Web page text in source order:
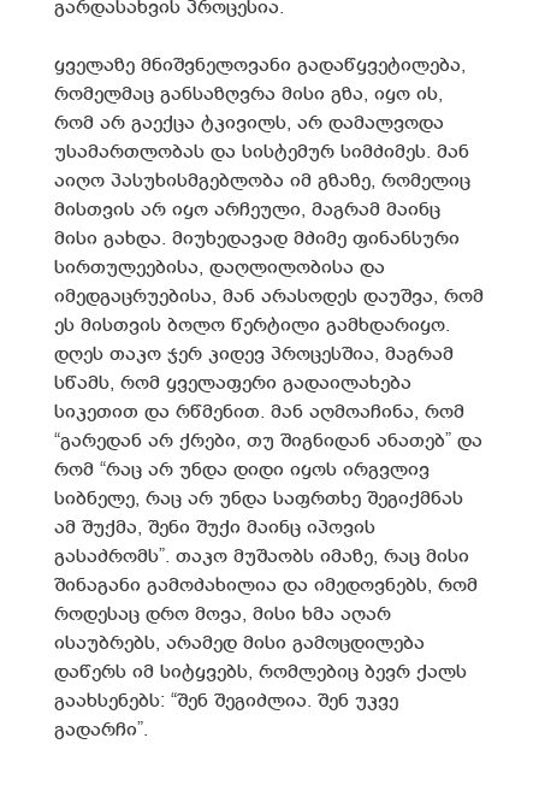
გარდასახვის პროცესია.
ყველაზე მნიშვნელოვანი გადაწყვეტილება,
რომელმაც განსაზღვრა მისი გზა, იყო ის,
რომ არ გაექცა ტკივილს, არ დამალვოდა
უსამართლობას და სისტემურ სიმძიმეს. მან
აიღო პასუხისმგებლობა იმ გზაზე, რომელიც
მისთვის არ იყო არჩეული, მაგრამ მაინც
მისი გახდა. მიუხედავად მძიმე ფინანსური
სირთულეებისა, დაღლილობისა და
იმედგაცრუებისა, მან არასოდეს დაუშვა, რომ
ეს მისთვის ბოლო წერტილი გამხდარიყო.
დღეს თაკო ჯერ კიდევ პროცესშია, მაგრამ
სწამს, რომ ყველაფერი გადაილახება
სიკეთით და რწმენით. მან აღმოაჩინა, რომ
“გარედან არ ქრები, თუ შიგნიდან ანათებ” და
რომ “რაც არ უნდა დიდი იყოს ირგვლივ
სიბნელე, რაც არ უნდა საფრთხე შეგიქმნას
ამ შუქმა, შენი შუქი მაინც იპოვის
გასაძრომს”. თაკო მუშაობს იმაზე, რაც მისი
შინაგანი გამოძახილია და იმედოვნებს, რომ
როდესაც დრო მოვა, მისი ხმა აღარ
ისაუბრებს, არამედ მისი გამოცდილება
დაწერს იმ სიტყვებს, რომლებიც ბევრ ქალს
გაახსენებს: “შენ შეგიძლია. შენ უკვე
გადარჩი”.